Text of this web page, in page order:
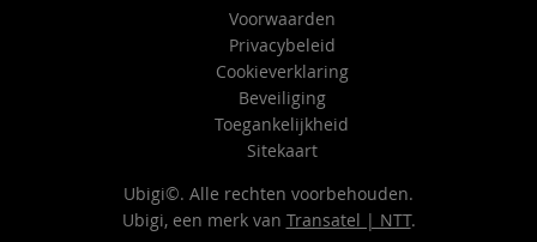
Voorwaarden
Privacybeleid
Cookieverklaring
Beveiliging
Toegankelijkheid
Sitekaart
Ubigi©. Alle rechten voorbehouden.
Ubigi, een merk van Transatel | NTT.